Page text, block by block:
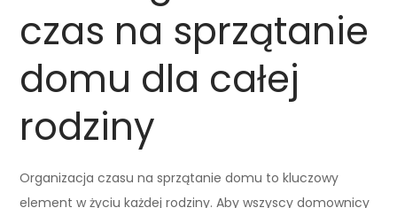
czas na sprzątanie
domu dla całej
rodziny
Organizacja czasu na sprzątanie domu to kluczowy
element w życiu każdej rodziny. Aby wszyscy domownicy